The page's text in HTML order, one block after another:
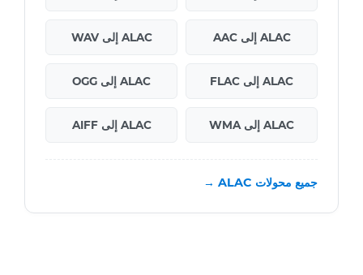
ALAC إلى AAC ALAC إلى WAV
ALAC إلى FLAC ALAC إلى OGG
ALAC إلى WMA ALAC إلى AIFF
جميع محولات ALAC →